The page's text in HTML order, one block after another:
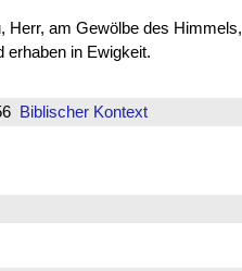
Herr, am Gewölbe des Himmels,
erhaben in Ewigkeit.
Biblischer Kontext